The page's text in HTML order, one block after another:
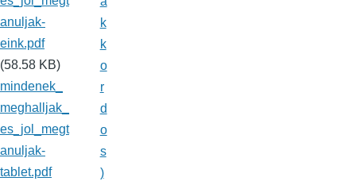
anuljak-
eink.pdf
(58.58 KB)
mindenek_
meghalljak_
es_jol_megt
anuljak-
tablet.pdf
k
k
o
r
d
o
s
)